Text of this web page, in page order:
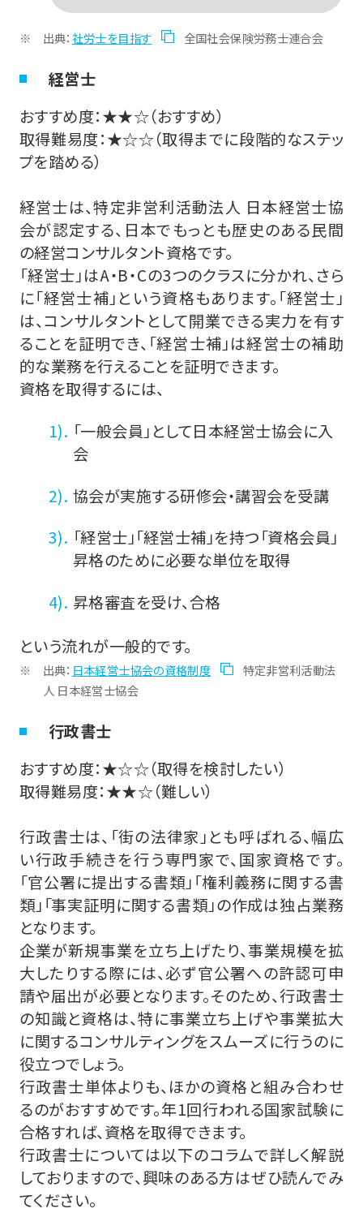
出典：社労士を目指す 全国社会保険労務士連合会
経営士
おすすめ度：★★☆（おすすめ）
取得難易度：★☆☆（取得までに段階的なステッ
プを踏める）
経営士は、特定非営利活動法人 日本経営士協
会が認定する、日本でもっとも歴史のある民間
の経営コンサルタント資格です。
「経営士」はA・B・Cの3つのクラスに分かれ、さら
に「経営士補」という資格もあります。「経営士」
は、コンサルタントとして開業できる実力を有す
ることを証明でき、「経営士補」は経営士の補助
的な業務を行えることを証明できます。
資格を取得するには、
「一般会員」として日本経営士協会に入
会
協会が実施する研修会・講習会を受講
「経営士」「経営士補」を持つ「資格会員」
昇格のために必要な単位を取得
昇格審査を受け、合格
という流れが一般的です。
出典： 日本経営士協会の資格制度
特定非営利活動法
人 日本経営士協会
行政書士
おすすめ度：★☆☆（取得を検討したい）
取得難易度：★★☆（難しい）
行政書士は、「街の法律家」とも呼ばれる、幅広
い行政手続きを行う専門家で、国家資格です。
「官公署に提出する書類」「権利義務に関する書
類」「事実証明に関する書類」の作成は独占業務
となります。
企業が新規事業を立ち上げたり、事業規模を拡
大したりする際には、必ず官公署への許認可申
請や届出が必要となります。そのため、行政書士
の知識と資格は、特に事業立ち上げや事業拡大
に関するコンサルティングをスムーズに行うのに
役立つでしょう。
行政書士単体よりも、ほかの資格と組み合わせ
るのがおすすめです。年1回行われる国家試験に
合格すれば、資格を取得できます。
行政書士については以下のコラムで詳しく解説
しておりますので、興味のある方はぜひ読んでみ
てください。